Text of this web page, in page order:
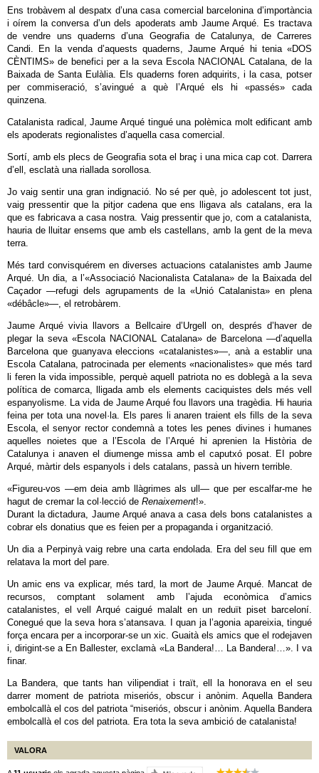
Ens trobàvem al despatx d’una casa comercial barcelonina d’importància
i oírem la conversa d’un dels apoderats amb Jaume Arqué. Es tractava
de vendre uns quaderns d’una Geografia de Catalunya, de Carreres
Candi. En la venda d’aquests quaderns, Jaume Arqué hi tenia «DOS
CÈNTIMS» de benefici per a la seva Escola NACIONAL Catalana, de la
Baixada de Santa Eulàlia. Els quaderns foren adquirits, i la casa, potser
per commiseració, s’avingué a què l’Arqué els hi «passés» cada
quinzena.
Catalanista radical, Jaume Arqué tingué una polèmica molt edificant amb
els apoderats regionalistes d’aquella casa comercial.
Sortí, amb els plecs de Geografia sota el braç i una mica cap cot. Darrera
d’ell, esclatà una riallada sorollosa.
Jo vaig sentir una gran indignació. No sé per què, jo adolescent tot just,
vaig pressentir que la pitjor cadena que ens lligava als catalans, era la
que es fabricava a casa nostra. Vaig pressentir que jo, com a catalanista,
hauria de lluitar ensems que amb els castellans, amb la gent de la meva
terra.
Més tard convisquérem en diverses actuacions catalanistes amb Jaume
Arqué. Un dia, a l’«Associació Nacionalista Catalana» de la Baixada del
Caçador —refugi dels agrupaments de la «Unió Catalanista» en plena
«débâcle»—, el retrobàrem.
Jaume Arqué vivia llavors a Bellcaire d’Urgell on, després d’haver de
plegar la seva «Escola NACIONAL Catalana» de Barcelona —d’aquella
Barcelona que guanyava eleccions «catalanistes»—, anà a establir una
Escola Catalana, patrocinada per elements «nacionalistes» que més tard
li feren la vida impossible, perquè aquell patriota no es doblegà a la seva
política de comarca, lligada amb els elements caciquistes dels més vell
espanyolisme. La vida de Jaume Arqué fou llavors una tragèdia. Hi hauria
feina per tota una novel·la. Els pares li anaren traient els fills de la seva
Escola, el senyor rector condemnà a totes les penes divines i humanes
aquelles noietes que a l’Escola de l’Arqué hi aprenien la Història de
Catalunya i anaven el diumenge missa amb el caputxó posat. EI pobre
Arqué, màrtir dels espanyols i dels catalans, passà un hivern terrible.
«Figureu-vos —em deia amb llàgrimes als ull— que per escalfar-me he
hagut de cremar la col·lecció de Renaixement!».
Durant la dictadura, Jaume Arqué anava a casa dels bons catalanistes a
cobrar els donatius que es feien per a propaganda i organització.
Un dia a Perpinyà vaig rebre una carta endolada. Era del seu fill que em
relatava la mort del pare.
Un amic ens va explicar, més tard, la mort de Jaume Arqué. Mancat de
recursos, comptant solament amb l’ajuda econòmica d’amics
catalanistes, el vell Arqué caigué malalt en un reduït piset barceloní.
Conegué que la seva hora s’atansava. I quan ja l’agonia apareixia, tingué
força encara per a incorporar-se un xic. Guaità els amics que el rodejaven
i, dirigint-se a En Ballester, exclamà «La Bandera!… La Bandera!…». I va
finar.
La Bandera, que tants han vilipendiat i traït, ell la honorava en el seu
darrer moment de patriota miseriós, obscur i anònim. Aquella Bandera
embolcallà el cos del patriota “miseriós, obscur i anònim. Aquella Bandera
embolcallà el cos del patriota. Era tota la seva ambició de catalanista!
VALORA